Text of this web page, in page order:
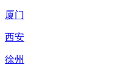
厦门
西安
徐州